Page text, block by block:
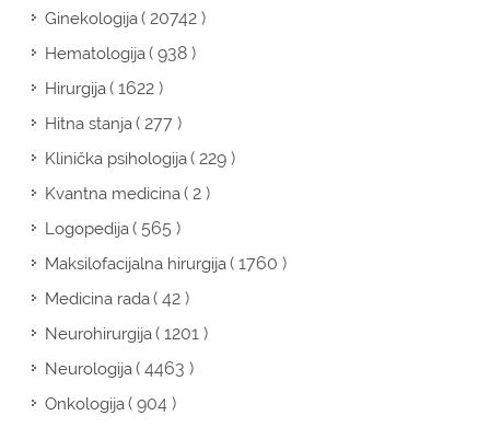
Ginekologija( 20742 )
Hematologija( 938 )
Hirurgija( 1622 )
Hitna stanja( 277 )
Klinička psihologija( 229 )
Kvantna medicina( 2 )
Logopedija( 565 )
Maksilofacijalna hirurgija( 1760 )
Medicina rada( 42 )
Neurohirurgija( 1201 )
Neurologija( 4463 )
Onkologija( 904 )